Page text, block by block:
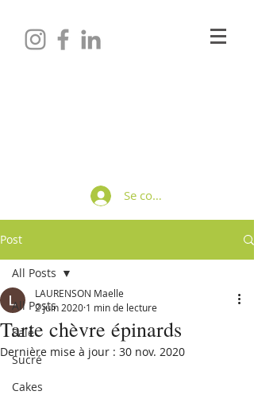
Se connecter
Post
All Posts
Salé
Sucré
Cakes
All Posts
Tarte chèvre épinards
LAURENSON Maelle
2 juin 2020 1 min de lecture
Dernière mise à jour : 30 nov. 2020